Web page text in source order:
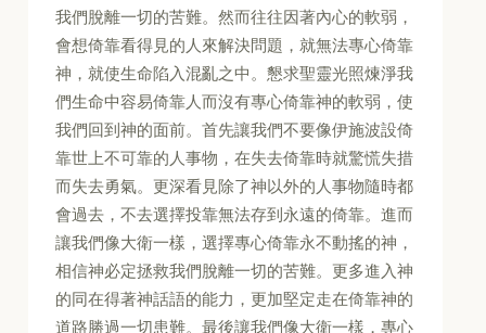
我們脫離一切的苦難。然而往往因著內心的軟弱，
會想倚靠看得見的人來解決問題，就無法專心倚靠
神，就使生命陷入混亂之中。懇求聖靈光照煉淨我
們生命中容易倚靠人而沒有專心倚靠神的軟弱，使
我們回到神的面前。首先讓我們不要像伊施波設倚
靠世上不可靠的人事物，在失去倚靠時就驚慌失措
而失去勇氣。更深看見除了神以外的人事物隨時都
會過去，不去選擇投靠無法存到永遠的倚靠。進而
讓我們像大衛一樣，選擇專心倚靠永不動搖的神，
相信神必定拯救我們脫離一切的苦難。更多進入神
的同在得著神話語的能力，更加堅定走在倚靠神的
道路勝過一切患難。最後讓我們像大衛一樣，專心